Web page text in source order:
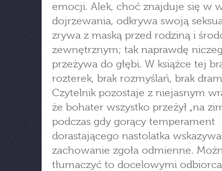
emocji. Alek, choć znajduje się w
dojrzewania, odkrywa swoją
zrywa z maską przed rodziną i
zewnętrznym; tak naprawdę
przeżywa do głębi. W książce tej
rozterek, brak rozmyślań, brak
Czytelnik pozostaje z niejasnym
że bohater wszystko przeżył „na
podczas gdy gorący temperament
dorastającego nastolatka
zachowanie zgoła odmienne.
tłumaczyć to docelowymi